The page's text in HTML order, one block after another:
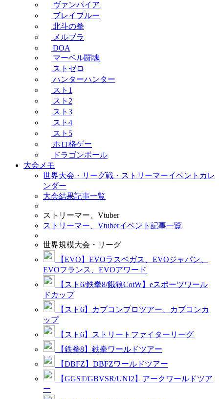
ヴァンパイア
ブレイブルー
北斗の拳
メルブラ
DOA
マーベル闘魂
ストゼロ
ハンターハンター
スト1
スト2
スト3
スト4
スト5
ホロ格ゲー
ドラゴンボール
大会メモ
世界大会・リーグ戦・ストリーマーイベントカレ
ンダー
大会結果記事一覧
ストリーマー、Vtuber
ストリーマー、Vtuberイベント記事一覧
世界規模大会・リーグ
【EVO】EVOラスベガス、EVOジャパン、
EVOフランス、EVOアワード
【スト6/鉄拳8/餓狼CotW】eスポーツワール
ドカップ
【スト6】カプコンプロツアー、カプコンカ
ップ
【スト6】ストリートファイターリーグ
【鉄拳8】鉄拳ワールドツアー
【DBFZ】DBFZワールドツアー
【GGST/GBVSR/UNI2】アークワールドツア
ー